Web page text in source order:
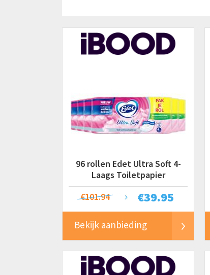
96 rollen Edet Ultra Soft 4-
Laags Toiletpapier
€39.95
€101.94
Bekijk aanbieding